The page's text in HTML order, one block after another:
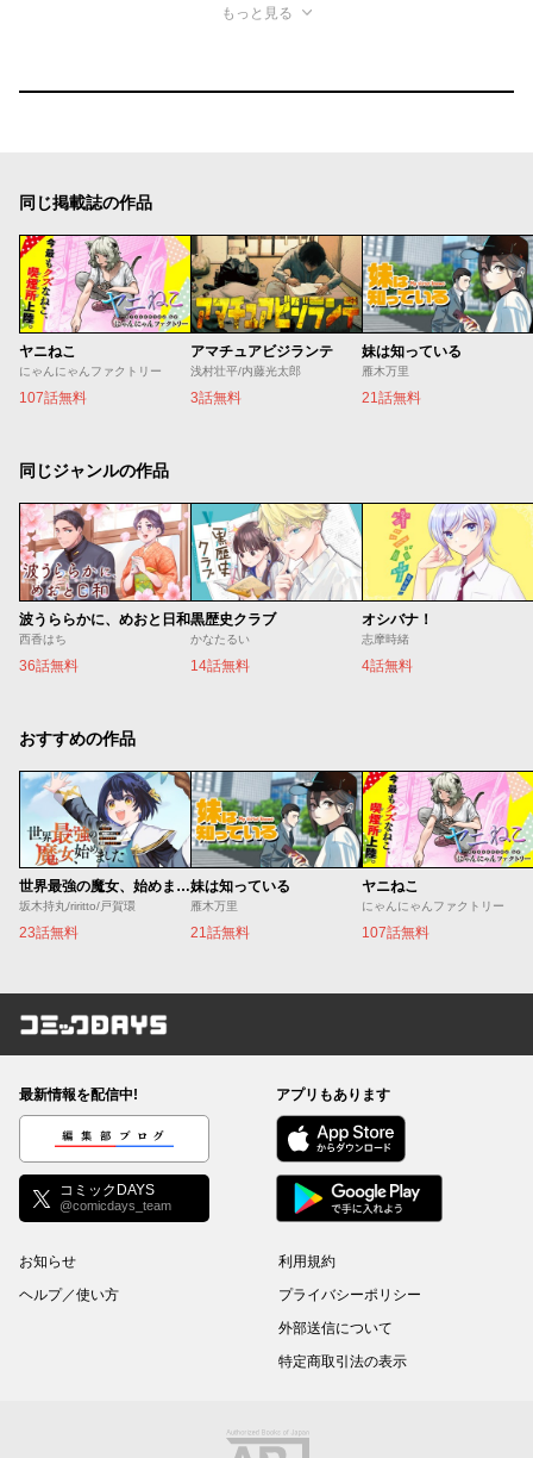
もっと見る
同じ掲載誌の作品
ヤニねこ
にゃんにゃんファクトリー
107話無料
アマチュアビジランテ
浅村壮平/内藤光太郎
3話無料
妹は知っている
雁木万里
21話無料
同じジャンルの作品
波うららかに、めおと日和
西香はち
36話無料
黒歴史クラブ
かなたるい
14話無料
オシバナ！
志摩時緒
4話無料
おすすめの作品
世界最強の魔女、始めました ～私だけ『攻略サイト』を見れる世界で自由に生きます～
坂木持丸/riritto/戸賀環
23話無料
妹は知っている
雁木万里
21話無料
ヤニねこ
にゃんにゃんファクトリー
107話無料
コミックDAYS
最新情報を配信中!
編集部ブログ
コミックDAYS
@comicdays_team
アプリもあります
お知らせ
ヘルプ／使い方
利用規約
プライバシーポリシー
外部送信について
特定商取引法の表示